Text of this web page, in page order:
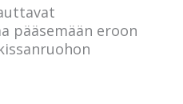
pääsemään eroon